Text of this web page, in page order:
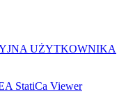
UŻYTKOWNIKA
StatiCa Viewer